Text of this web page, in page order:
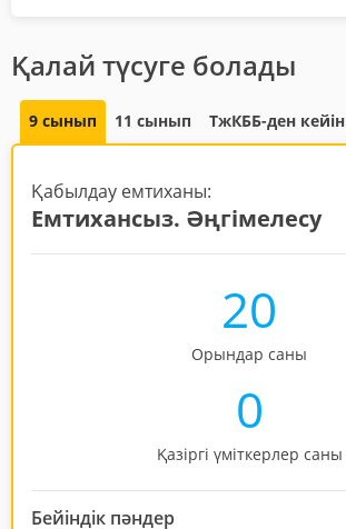
Қалай түсуге болады
9 сынып 11 сынып ТжКББ-ден кейін
Қабылдау емтиханы:
Емтихансыз. Әңгімелесу
20
Орындар саны
0
Қазіргі үміткерлер саны
Бейіндік пәндер